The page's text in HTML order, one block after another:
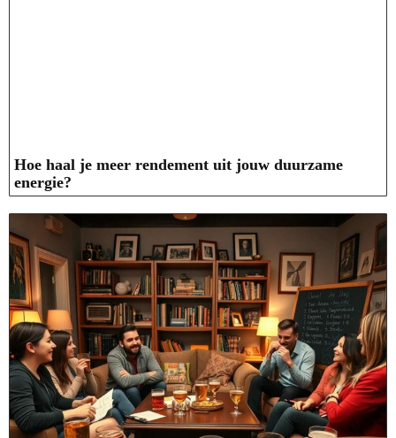
Hoe haal je meer rendement uit jouw duurzame
energie?